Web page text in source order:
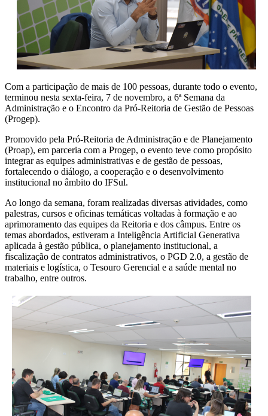
Com a participação de mais de 100 pessoas, durante todo o evento,
terminou nesta sexta-feira, 7 de novembro, a 6ª Semana da
Administração e o Encontro da Pró-Reitoria de Gestão de Pessoas
(Progep).
Promovido pela Pró-Reitoria de Administração e de Planejamento
(Proap), em parceria com a Progep, o evento teve como propósito
integrar as equipes administrativas e de gestão de pessoas,
fortalecendo o diálogo, a cooperação e o desenvolvimento
institucional no âmbito do IFSul.
Ao longo da semana, foram realizadas diversas atividades, como
palestras, cursos e oficinas temáticas voltadas à formação e ao
aprimoramento das equipes da Reitoria e dos câmpus. Entre os
temas abordados, estiveram a Inteligência Artificial Generativa
aplicada à gestão pública, o planejamento institucional, a
fiscalização de contratos administrativos, o PGD 2.0, a gestão de
materiais e logística, o Tesouro Gerencial e a saúde mental no
trabalho, entre outros.